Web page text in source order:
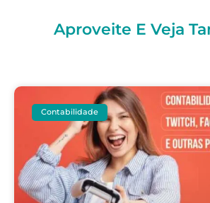
Aproveite E Veja
Contabilidade